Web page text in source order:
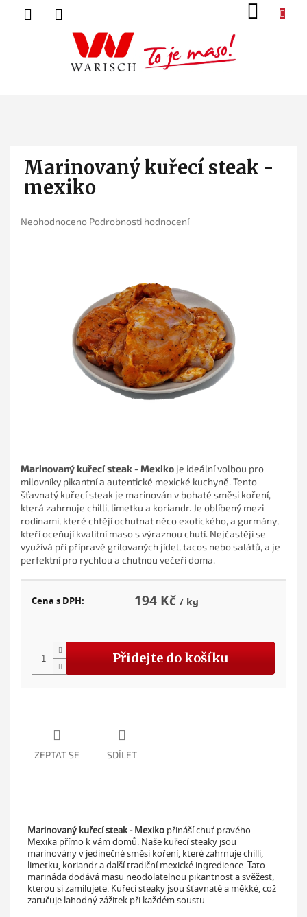
Marinovaný kuřecí steak -
mexiko
Průměrné
Neohodnoceno Podrobnosti hodnocení
194 Kč
Cena s DPH: / kg
Přidejte do košíku
Marinovaný kuřecí steak - Mexiko je ideální volbou pro
milovníky pikantní a autentické mexické kuchyně. Tento
šťavnatý kuřecí steak je marinován v bohaté směsi koření,
která zahrnuje chilli, limetku a koriandr. Je oblíbený mezi
rodinami, které chtějí ochutnat něco exotického, a gurmány,
kteří oceňují kvalitní maso s výraznou chutí. Nejčastěji se
využívá při přípravě grilovaných jídel, tacos nebo salátů, a je
perfektní pro rychlou a chutnou večeři doma.
ZEPTAT SE SDÍLET
Marinovaný kuřecí steak - Mexiko přináší chuť pravého
Mexika přímo k vám domů. Naše kuřecí steaky jsou
marinovány v jedinečné směsi koření, které zahrnuje chilli,
limetku, koriandr a další tradiční mexické ingredience. Tato
marináda dodává masu neodolatelnou pikantnost a svěžest,
kterou si zamilujete. Kuřecí steaky jsou šťavnaté a měkké, což
zaručuje lahodný zážitek při každém soustu.